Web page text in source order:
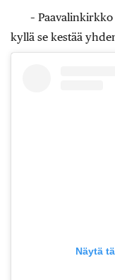
–
kyllä se kestää
Näytä